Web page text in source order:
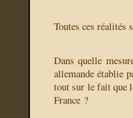
Toutes ces réalités
Dans quelle
allemande établie
tout sur le fait que
France ?